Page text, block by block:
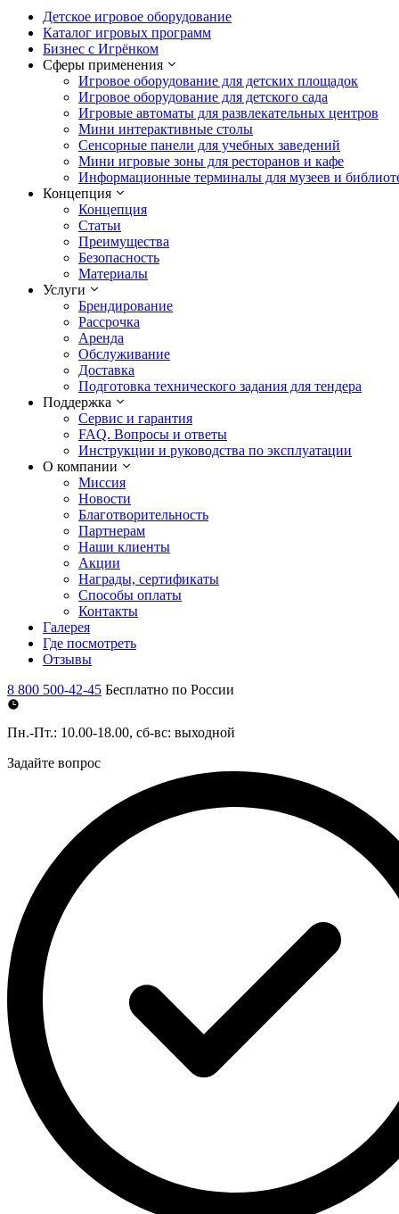
Детское игровое оборудование
Каталог игровых программ
Бизнес с Игрёнком
Сферы применения
Игровое оборудование для детских площадок
Игровое оборудование для детского сада
Игровые автоматы для развлекательных центров
Мини интерактивные столы
Сенсорные панели для учебных заведений
Мини игровые зоны для ресторанов и кафе
Информационные терминалы для музеев и
Концепция
Концепция
Статьи
Преимущества
Безопасность
Материалы
Услуги
Брендирование
Рассрочка
Аренда
Обслуживание
Доставка
Подготовка технического задания для тендера
Поддержка
Сервис и гарантия
FAQ. Вопросы и ответы
Инструкции и руководства по эксплуатации
О компании
Миссия
Новости
Благотворительность
Партнерам
Наши клиенты
Акции
Награды, сертификаты
Способы оплаты
Контакты
Галерея
Где посмотреть
Отзывы
8 800 500-42-45 Бесплатно по России
Пн.-Пт.: 10.00-18.00, сб-вс: выходной
Задайте вопрос